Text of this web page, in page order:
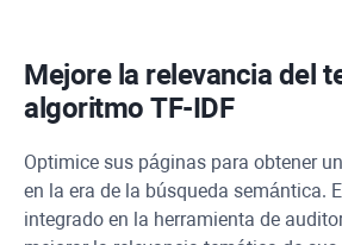
Mejore la relevancia del
algoritmoTF-IDF
Optimice sus páginas para obtener
en la era de la búsqueda semántica.
integrado en la herramienta de